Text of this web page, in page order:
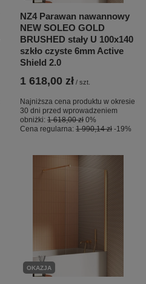
NZ4 Parawan nawannowy
NEW SOLEO GOLD
BRUSHED stały U 100x140
szkło czyste 6mm Active
Shield 2.0
1 618,00 zł / szt.
Najniższa cena produktu w okresie
30 dni przed wprowadzeniem
obniżki: 1 618,00 zł 0%
Cena regularna: 1 990,14 zł -19%
OKAZJA